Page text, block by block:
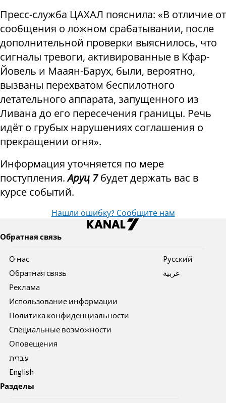
Пресс-служба ЦАХАЛ пояснила: «В отличие от
сообщения о ложном срабатывании, после
дополнительной проверки выяснилось, что
сигналы тревоги, активированные в Кфар-
Йовель и Мааян-Барух, были, вероятно,
вызваны перехватом беспилотного
летательного аппарата, запущенного из
Ливана до его пересечения границы. Речь
идёт о грубых нарушениях соглашения о
прекращении огня».
Информация уточняется по мере
поступления.Аруц 7будет держать вас в
курсе событий.
Нашли ошибку? Сообщите нам
Обратная связь
О нас
Обратная связь
Реклама
Использование информации
Политика конфиденциальности
Специальные возможности
Оповещения
עברית
English
Pусский
عربية
Разделы